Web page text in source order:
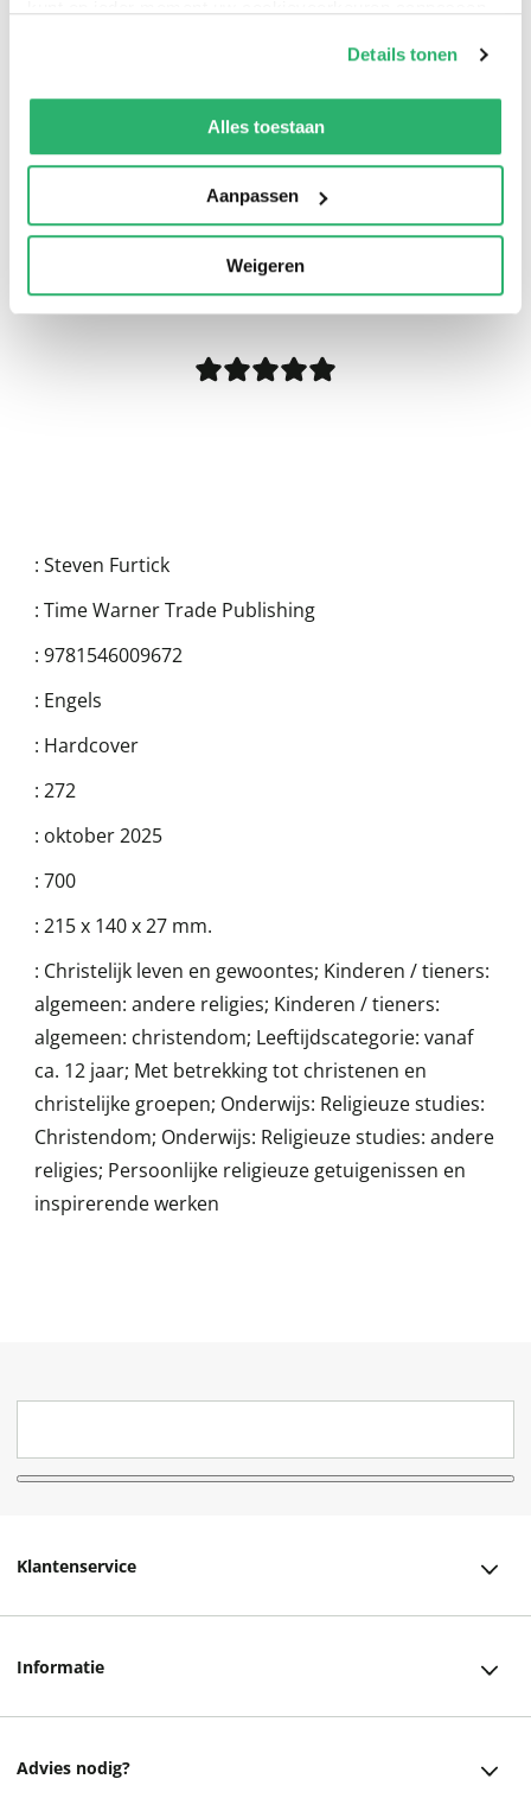
kunnen ontvangen en verwerken.
Details tonen
Alles toestaan
Aanpassen
Weigeren
: Steven Furtick
: Time Warner Trade Publishing
: 9781546009672
: Engels
: Hardcover
: 272
: oktober 2025
: 700
: 215 x 140 x 27 mm.
: Christelijk leven en gewoontes; Kinderen / tieners:
algemeen: andere religies; Kinderen / tieners:
algemeen: christendom; Leeftijdscategorie: vanaf
ca. 12 jaar; Met betrekking tot christenen en
christelijke groepen; Onderwijs: Religieuze studies:
Christendom; Onderwijs: Religieuze studies: andere
religies; Persoonlijke religieuze getuigenissen en
inspirerende werken
Klantenservice
Informatie
Advies nodig?